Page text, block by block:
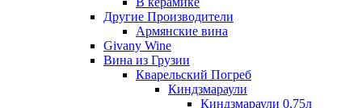
Другие Производители
Армянские вина
Givany Wine
Вина из Грузии
Кварельский Погреб
Киндзмараули
Киндзмараули 0,75л